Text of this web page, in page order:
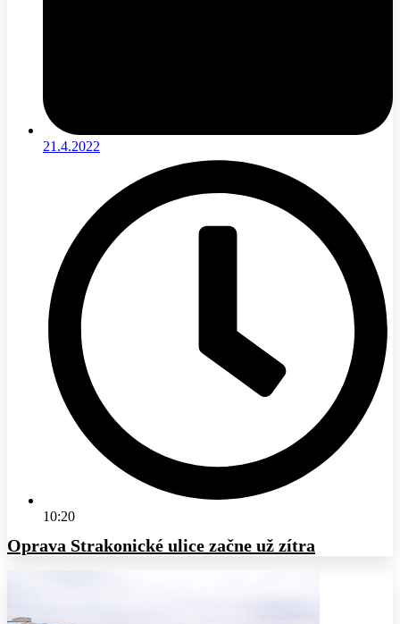
21.4.2022
10:20
Oprava Strakonické ulice začne už zítra